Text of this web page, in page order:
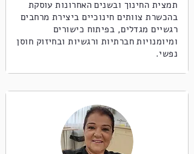
תמצית החינוך ובשנים האחרונות עוסקת
בהכשרת צוותים חינוכיים ביצירת מרחבים
רגשיים מגדלים, בפיתוח כישורים
ומיומנויות חברתיות ורגשיות ובחיזוק חוסן
נפשי.